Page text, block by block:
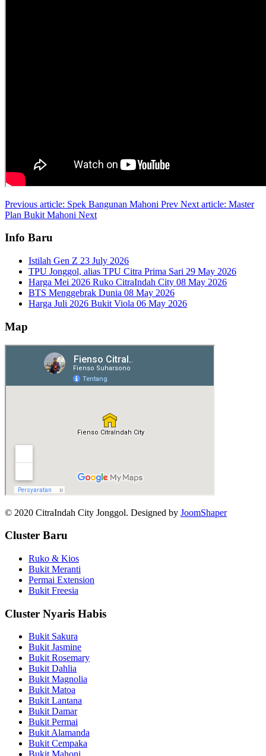
Previous article: Spek Bangunan Mahoni Prev Next article: Master
Plan Bukit Mahoni Next
Info Baru
Istilah Gen Z 23 July 2026
TPU Jonggol, alias TPU Citra Prima Sari 29 May 2026
Harga Mei 2026 Ruko CitraIndah City 08 May 2026
BTS Menggebrak Dunia 08 May 2026
Harga Juli 2026 Bukit Viola 06 May 2026
Map
© 2020 CitraIndah City Jonggol. Designed by JoomShaper
Cluster Baru
Ruko & Kios
Bukit Meranti
Permai Extension
Bukit Freesia
Cluster Nyaris Habis
Bukit Sakura
Bukit Jasmine
Bukit Rosemary
Bukit Dahlia
Bukit Magnolia
Bukit Matoa
Bukit Lantana
Bukit Damar
Bukit Permai
Bukit Alamanda
Bukit Cempaka